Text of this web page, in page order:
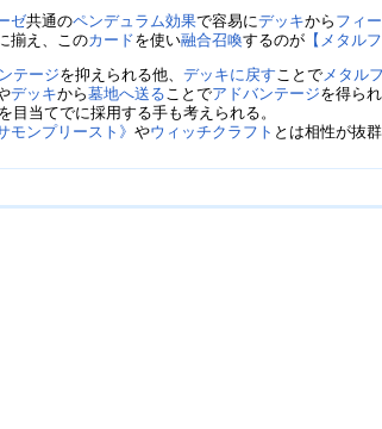
ゼ共通のペンデュラム効果で容易にデッキから フィ
揃え、このカードを使い融合召喚するのが 【メタル
テージを抑えられる他、デッキに戻すことでメタル
デッキから墓地へ送ることでアドバンテージを得られ
目当てでに採用する手も考えられる。
モンプリースト》やウィッチクラフト とは相性が抜群